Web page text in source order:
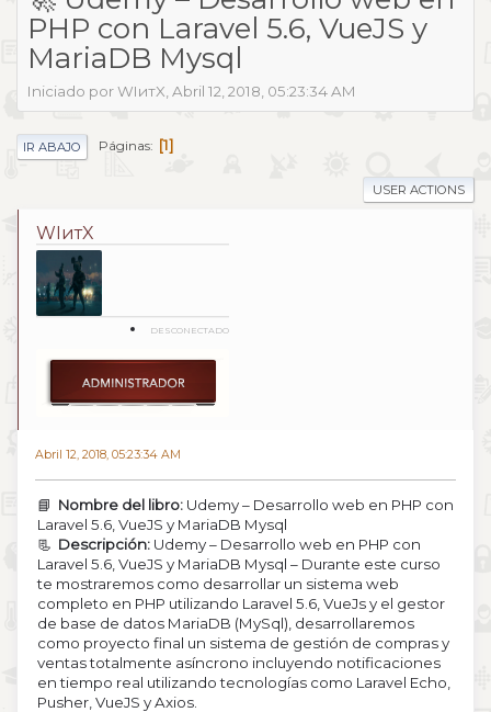
PHP con Laravel 5.6, VueJS y
MariaDB Mysql
Iniciado por WIитX, Abril 12, 2018, 05:23:34 AM
IR ABAJO Páginas 1
USER ACTIONS
WIитX
DESCONECTADO
Abril 12, 2018, 05:23:34 AM
📘 Nombre del libro: Udemy – Desarrollo web en PHP con
Laravel 5.6, VueJS y MariaDB Mysql
📃 Descripción: Udemy – Desarrollo web en PHP con
Laravel 5.6, VueJS y MariaDB Mysql – Durante este curso
te mostraremos como desarrollar un sistema web
completo en PHP utilizando Laravel 5.6, VueJs y el gestor
de base de datos MariaDB (MySql), desarrollaremos
como proyecto final un sistema de gestión de compras y
ventas totalmente asíncrono incluyendo notificaciones
en tiempo real utilizando tecnologías como Laravel Echo,
Pusher, VueJS y Axios.